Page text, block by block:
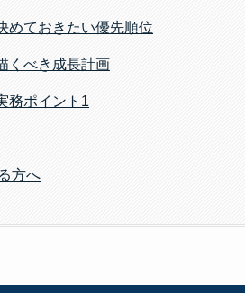
めておきたい優先順位
くべき成長計画
務ポイント1
方へ